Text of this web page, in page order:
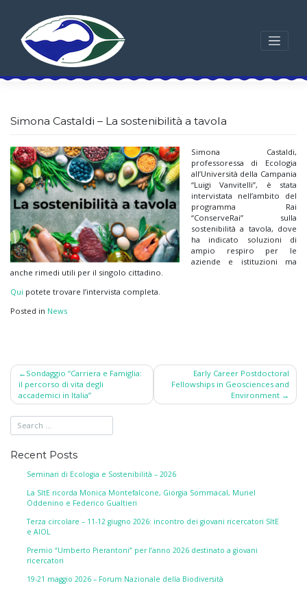
Simona Castaldi – La sostenibilità a tavola
Simona Castaldi,
professoressa di Ecologia
all’Università della Campania
“Luigi Vanvitelli”, è stata
intervistata nell’ambito del
programma Rai
“ConserveRai” sulla
sostenibilità a tavola, dove
ha indicato soluzioni di
ampio respiro per le
aziende e istituzioni ma
anche rimedi utili per il singolo cittadino.
Qui potete trovare l’intervista completa.
Posted in News
Post
navigation
Sondaggio “Carriera e Famiglia:
il percorso di vita degli
accademici in Italia”
Early Career Postdoctoral
Fellowships in Geosciences and
Environment
Recent Posts
Seminari di Ecologia e Sostenibilità – 2026
La SItE ricorda Monica Montefalcone, Giorgia Sommacal, Muriel
Oddenino e Federico Gualtieri
Terza circolare – 11-12 giugno 2026: incontro dei giovani ricercatori SItE
e AIOL
Premio “Umberto Pierantoni” per l’anno 2026 destinato a giovani
ricercatori
19-21 maggio 2026 – Forum Nazionale della Biodiversità